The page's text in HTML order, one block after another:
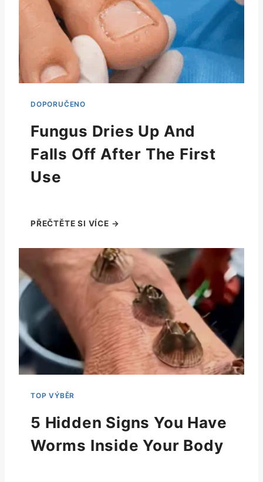
Fungus Dries Up And
Falls Off After The First
Use
5 Hidden Signs You Have
Worms Inside Your Body